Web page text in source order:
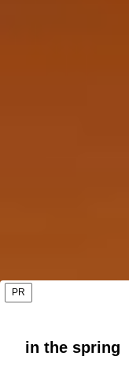
PR
in the spring